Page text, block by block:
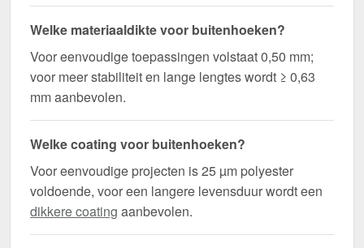
Welke materiaaldikte voor buitenhoeken?
Voor eenvoudige toepassingen volstaat 0,50 mm;
voor meer stabiliteit en lange lengtes wordt ≥ 0,63
mm aanbevolen.
Welke coating voor buitenhoeken?
Voor eenvoudige projecten is 25 µm polyester
voldoende, voor een langere levensduur wordt een
dikkere coating aanbevolen.